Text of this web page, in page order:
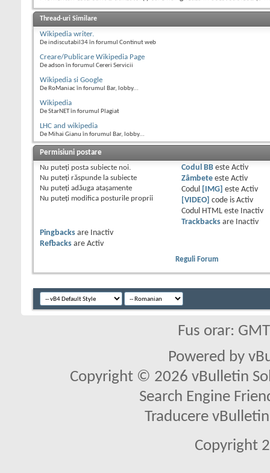
Thread-uri Similare
Wikipedia writer.
De indiscutabil34 în forumul Continut web
Creare/Publicare Wikipedia Page
De adson în forumul Cereri Servicii
Wikipedia si Google
De RoManiac în forumul Bar, lobby...
Wikipedia
De StarNET în forumul Plagiat
LHC and wikipedia
De Mihai Gianu în forumul Bar, lobby...
Permisiuni postare
Nu puteţi posta subiecte noi.
Nu puteţi răspunde la subiecte
Nu puteţi adăuga ataşamente
Nu puteţi modifica posturile proprii
Codul BBeste Activ
Zâmbeteeste Activ
Codul
[IMG] este Activ
[VIDEO]
code is Activ
Codul HTML este
Inactiv
Trackbacksare
Inactiv
Pingbacks are
Inactiv
Refbacks are Activ
Reguli Forum
Fus orar:
Powered by
Copyright © 2026 vBulletin
Search Engine
Traducere
Copyright